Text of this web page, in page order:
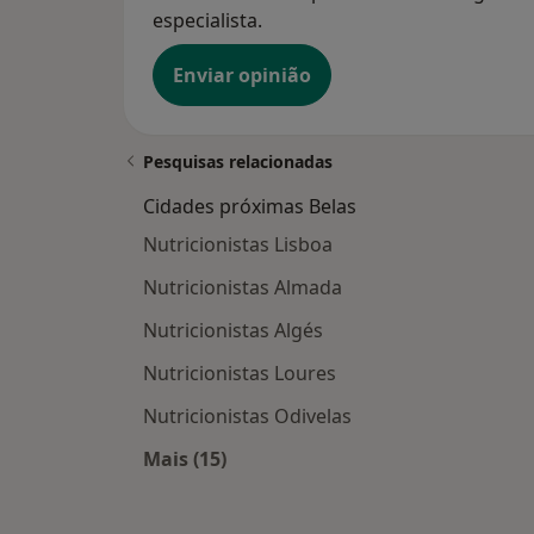
especialista.
Enviar opinião
Pesquisas relacionadas
Cidades próximas Belas
Nutricionistas Lisboa
Nutricionistas Almada
Nutricionistas Algés
Nutricionistas Loures
Nutricionistas Odivelas
Mais (15)